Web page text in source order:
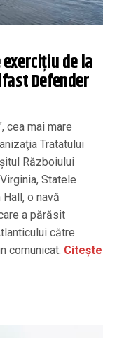
de la
Defender
cea mai mare
Tratatului
Războiului
Statele
o navă
a părăsit
către
comunicat. Citește